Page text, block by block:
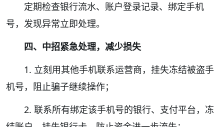
定期检查银行流水、账户登录记录、绑定手机
号，发现异常立即处理。
四、中招紧急处理，减少损失
1. 立刻用其他手机联系运营商，挂失冻结被盗手
机号，阻止骗子继续操作；
2. 联系所有绑定该手机号的银行、支付平台，冻